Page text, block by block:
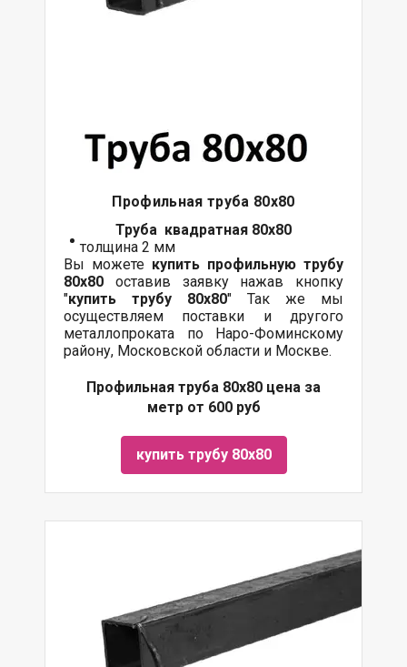
Профильная труба 80х80
Труба квадратная 80х80
толщина 2 мм
Вы можете купить профильную трубу
80х80 оставив заявку нажав кнопку
"купить трубу 80х80" Так же мы
осуществляем поставки и другого
металлопроката по Наро-Фоминскому
району, Московской области и Москве.
Профильная труба 80х80 цена за
метр от 600 руб
купить трубу 80х80